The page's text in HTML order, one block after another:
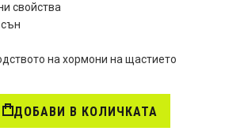
свойства
на хормони на щастието
ДОБАВИ В КОЛИЧКАТА